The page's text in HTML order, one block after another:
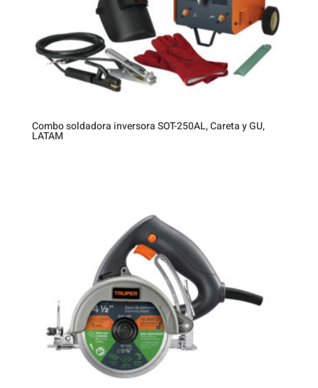
Combo soldadora inversora SOT-250AL, Careta y GU,
LATAM